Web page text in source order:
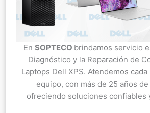
En SOPTECO brindamos servicio
Diagnóstico y la Reparación de
Laptops Dell XPS. Atendemos
equipo, con más de 25 años
ofreciendo soluciones confiables